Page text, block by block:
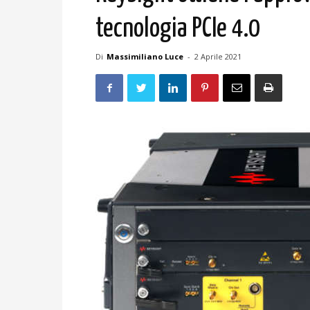
tecnologia PCIe 4.0
Di Massimiliano Luce - 2 Aprile 2021